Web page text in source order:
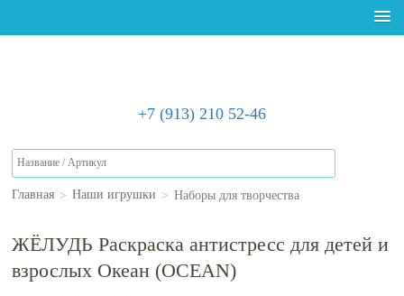
+7 (913) 210 52-46
Главная > Наши игрушки > Наборы для творчества
ЖЁЛУДЬ Раскраска антистресс для детей и
взрослых Океан (OCEAN)